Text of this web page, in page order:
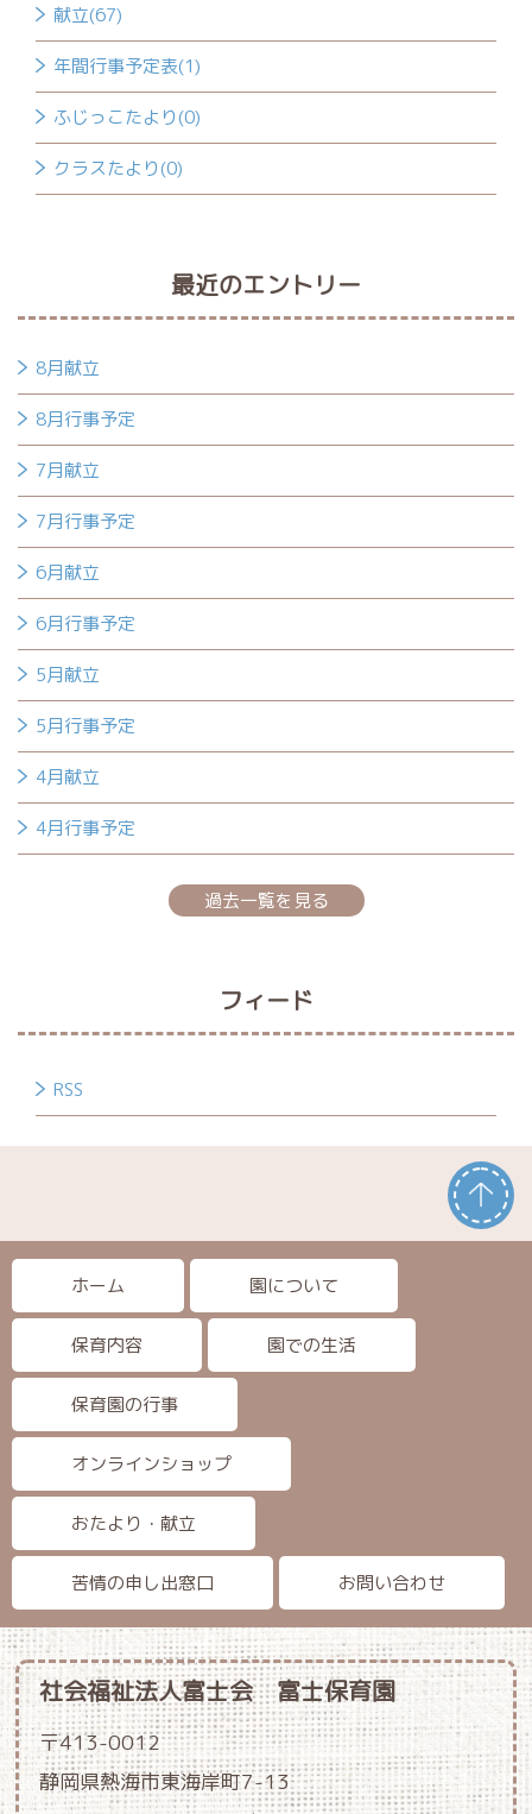
献立(67)
年間行事予定表(1)
ふじっこたより(0)
クラスたより(0)
最近のエントリー
8月献立
8月行事予定
7月献立
7月行事予定
6月献立
6月行事予定
5月献立
5月行事予定
4月献立
4月行事予定
過去一覧を見る
フィード
RSS
ホーム 園について
保育内容 園での生活
保育園の行事
オンラインショップ
おたより・献立
苦情の申し出窓口 お問い合わせ
社会福祉法人富士会 富士保育園
〒413-0012
静岡県熱海市東海岸町7-13